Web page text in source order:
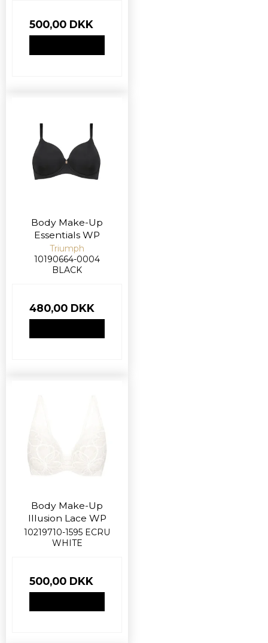
500,00 DKK
Body Make-Up
Essentials WP
Triumph
10190664-0004
BLACK
480,00 DKK
Body Make-Up
Illusion Lace WP
10219710-1595 ECRU
WHITE
500,00 DKK